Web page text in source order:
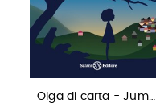
Olga di carta - Jum…